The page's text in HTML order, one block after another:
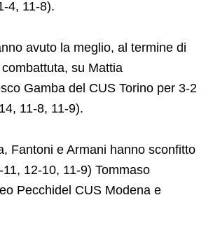
4, 11-8).
avuto la meglio, al termine di
su Mattia
Gamba del CUS Torino per 3-2
11-8, 11-9).
Fantoni e Armani hanno sconfitto
12-10, 11-9) Tommaso
Pecchidel CUS Modena e